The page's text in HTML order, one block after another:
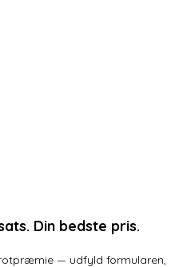
Din bedste pris.
— udfyld formularen,